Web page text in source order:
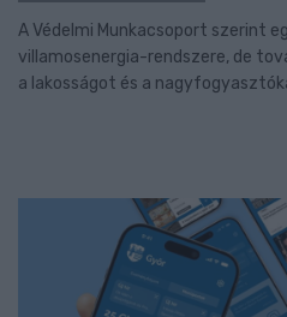
A Védelmi Munkacsoport szerint
villamosenergia-rendszere, de
a lakosságot és a